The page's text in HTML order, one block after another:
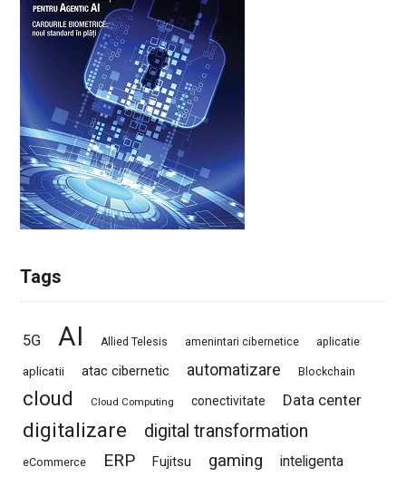
Tags
5G AI Allied Telesis amenintari cibernetice aplicatie
aplicatii atac cibernetic automatizare Blockchain
cloud Cloud Computing conectivitate Data center
digitalizare digital transformation
eCommerce ERP Fujitsu gaming
inteligenta